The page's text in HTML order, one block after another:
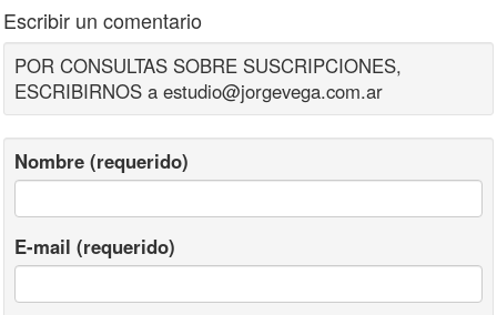
Escribir un comentario
POR CONSULTAS SOBRE SUSCRIPCIONES,
ESCRIBIRNOS a estudio@jorgevega.com.ar
Nombre (requerido)
E-mail (requerido)